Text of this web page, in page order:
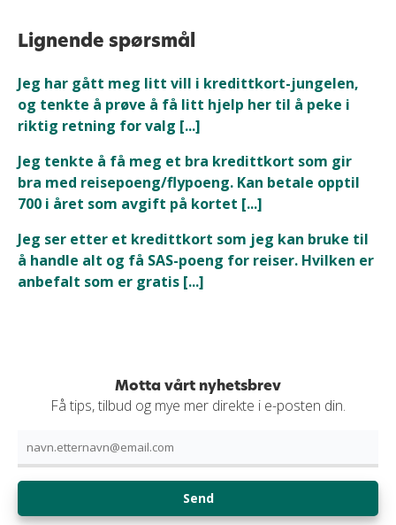
Lignende spørsmål
Jeg har gått meg litt vill i kredittkort-jungelen,
og tenkte å prøve å få litt hjelp her til å peke i
riktig retning for valg [...]
Jeg tenkte å få meg et bra kredittkort som gir
bra med reisepoeng/flypoeng. Kan betale opptil
700 i året som avgift på kortet [...]
Jeg ser etter et kredittkort som jeg kan bruke til
å handle alt og få SAS-poeng for reiser. Hvilken er
anbefalt som er gratis [...]
Motta vårt nyhetsbrev
Få tips, tilbud og mye mer direkte i e-posten din.
Send